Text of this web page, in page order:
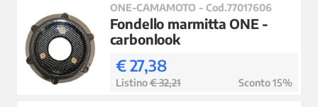
ONE-CAMAMOTO - Cod.77017606
Fondello marmitta ONE -
carbonlook
€ 27,38
Listino€ 32,21 Sconto 15%